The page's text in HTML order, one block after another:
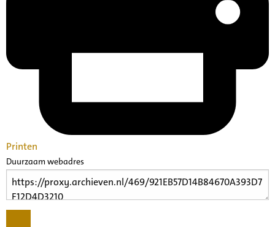
Printen
Duurzaam webadres